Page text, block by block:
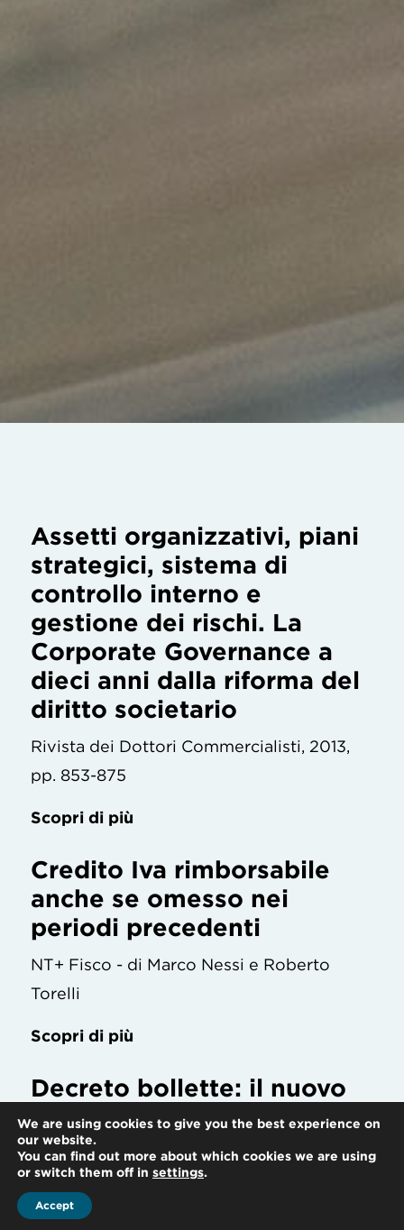
Assetti organizzativi, piani
strategici, sistema di
controllo interno e
gestione dei rischi. La
Corporate Governance a
dieci anni dalla riforma del
diritto societario
Rivista dei Dottori Commercialisti, 2013,
pp. 853-875
Scopri di più
Credito Iva rimborsabile
anche se omesso nei
periodi precedenti
NT+ Fisco - di Marco Nessi e Roberto
Torelli
Scopri di più
Decreto bollette: il nuovo
bonus ricerca e sviluppo
per le start-up
Quotidiano Più - di Marco Nessi
Scopri di più
We are using cookies to give you the best experience on
our website.
You can find out more about which cookies we are using
or switch them off in settings.
Accept